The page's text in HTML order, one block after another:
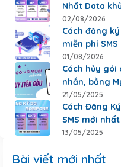
Nhất Data
02/08/2026
Cách đăng
miễn phí
01/08/2026
Cách hủy gói
nhắn, bằng
21/05/2025
Cách Đăng
SMS mới
13/05/2025
Bài viết mới nhất